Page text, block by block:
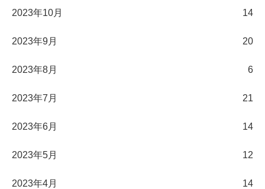
2023年10月 14
2023年9月 20
2023年8月 6
2023年7月 21
2023年6月 14
2023年5月 12
2023年4月 14